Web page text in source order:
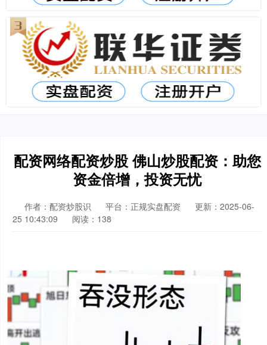
配资网络配资炒股 佛山炒股配资：助您
资金倍增，投资无忧
作者：配资炒股识 平台：正规实盘配资
更新：2025-06-
25 10:43:09
阅读：138